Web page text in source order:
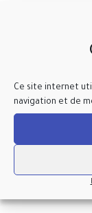
Ce site internet
navigation et de